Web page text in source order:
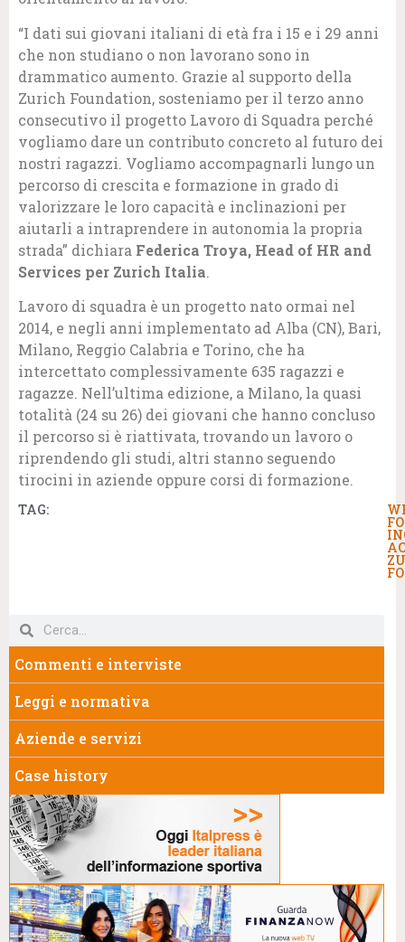
“I dati sui giovani italiani di età fra i 15 e i 29 anni
che non studiano o non lavorano sono in
drammatico aumento. Grazie al supporto della
Zurich Foundation, sosteniamo per il terzo anno
consecutivo il progetto Lavoro di Squadra perché
vogliamo dare un contributo concreto al futuro dei
nostri ragazzi. Vogliamo accompagnarli lungo un
percorso di crescita e formazione in grado di
valorizzare le loro capacità e inclinazioni per
aiutarli a intraprendere in autonomia la propria
strada” dichiara Federica Troya, Head of HR and
Services per Zurich Italia.
Lavoro di squadra è un progetto nato ormai nel
2014, e negli anni implementato ad Alba (CN), Bari,
Milano, Reggio Calabria e Torino, che ha
intercettato complessivamente 635 ragazzi e
ragazze. Nell’ultima edizione, a Milano, la quasi
totalità (24 su 26) dei giovani che hanno concluso
il percorso si è riattivata, trovando un lavoro o
riprendendo gli studi, altri stanno seguendo
tirocini in aziende oppure corsi di formazione.
TAG:
Commenti e interviste
Leggi e normativa
Aziende e servizi
Case history